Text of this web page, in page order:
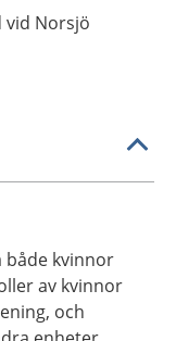
vid Norsjö
både kvinnor
av kvinnor
och